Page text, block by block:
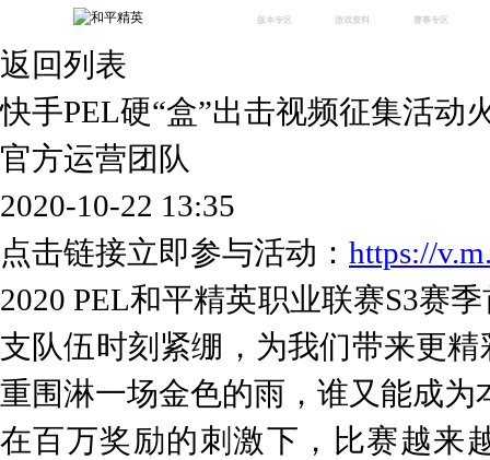
版本专区 游戏资料 赛事专区
体验服 视频中心 授权赛
返回列表
快手PEL硬“盒”出击视频征集活动
官方运营团队
2020-10-22 13:35
点击链接立即参与活动： https://
2020 PEL和平精英职业联赛S3赛
支队伍时刻紧绷，为我们带来更
重围淋一场金色的雨，谁又能成
在百万奖励的刺激下，比赛越来